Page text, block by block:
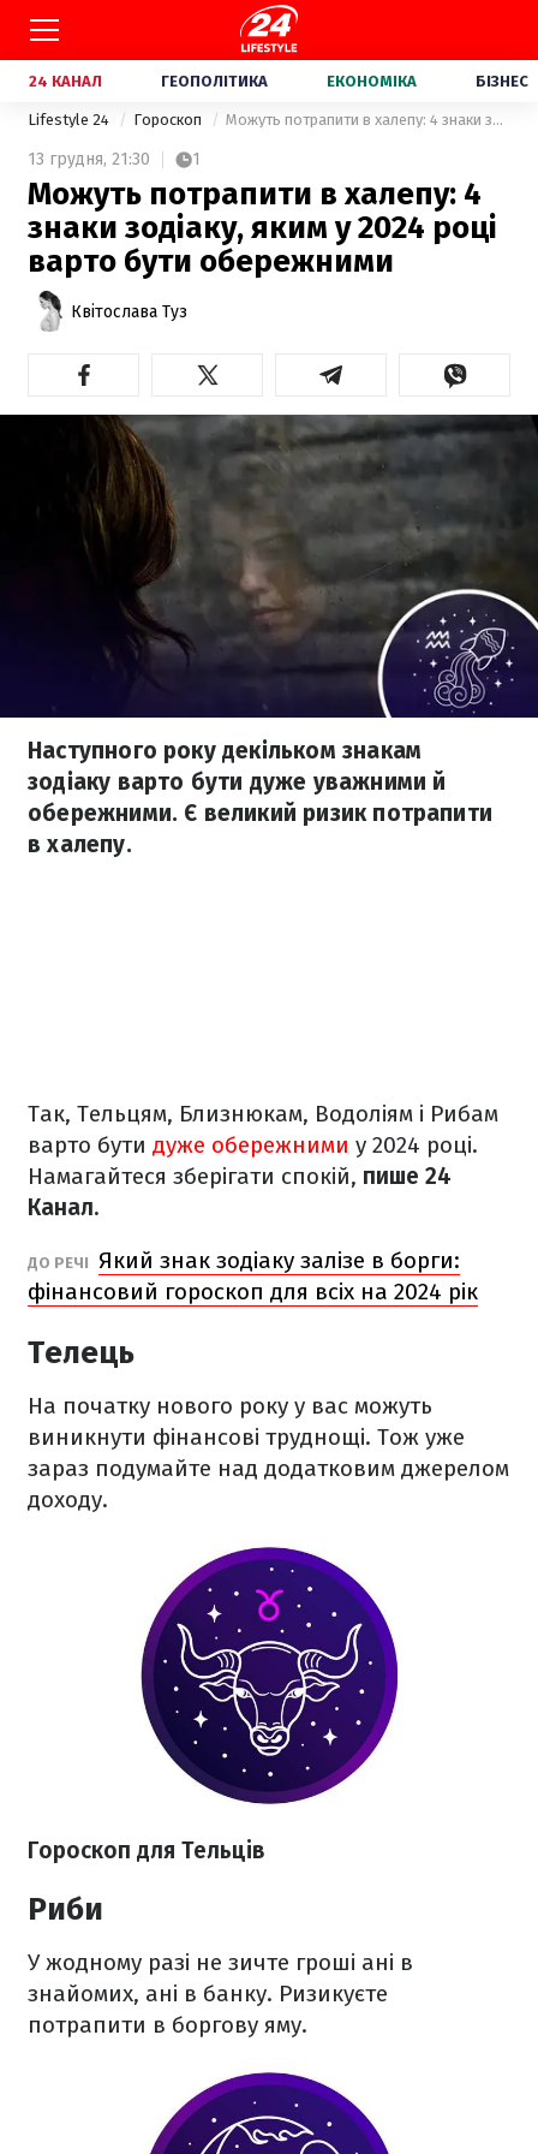
24 КАНАЛ ГЕОПОЛІТИКА ЕКОНОМІКА БІЗНЕС
Lifestyle 24 Гороскоп Можуть потрапити в халепу: 4 знаки зодіаку, яким у 2024 році варто бути обережними
13 грудня, 21:30 1
Можуть потрапити в халепу: 4
знаки зодіаку, яким у 2024 році
варто бути обережними
Квітослава Туз
Наступного року декільком знакам
зодіаку варто бути дуже уважними й
обережними. Є великий ризик потрапити
в халепу.
Так, Тельцям, Близнюкам, Водоліям і Рибам
варто бути дуже обережними у 2024 році.
Намагайтеся зберігати спокій, пише 24
Канал.
ДО РЕЧІ Який знак зодіаку залізе в борги:
фінансовий гороскоп для всіх на 2024 рік
Телець
На початку нового року у вас можуть
виникнути фінансові труднощі. Тож уже
зараз подумайте над додатковим джерелом
доходу.
Гороскоп для Тельців
Риби
У жодному разі не зичте гроші ані в
знайомих, ані в банку. Ризикуєте
потрапити в боргову яму.